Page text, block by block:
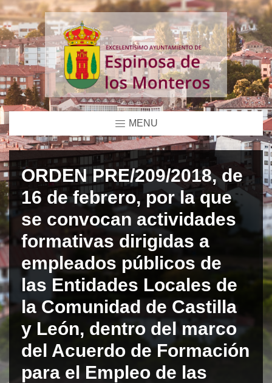
MENU
ORDEN PRE/209/2018, de
16 de febrero, por la que
se convocan actividades
formativas dirigidas a
empleados públicos de
las Entidades Locales de
la Comunidad de Castilla
y León, dentro del marco
del Acuerdo de Formación
para el Empleo de las